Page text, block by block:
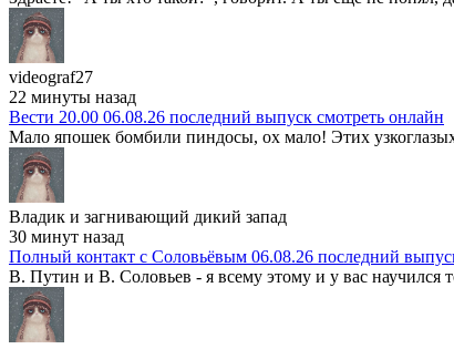
videograf27
22 минуты назад
Вести 20.00 06.08.26 последний выпуск смотреть онлайн
Мало япошек бомбили пиндосы, ох мало! Этих
Владик и загнивающий дикий запад
30 минут назад
Полный контакт с Соловьёвым 06.08.26 последний
В. Путин и В. Соловьев - я всему этому и у вас научился